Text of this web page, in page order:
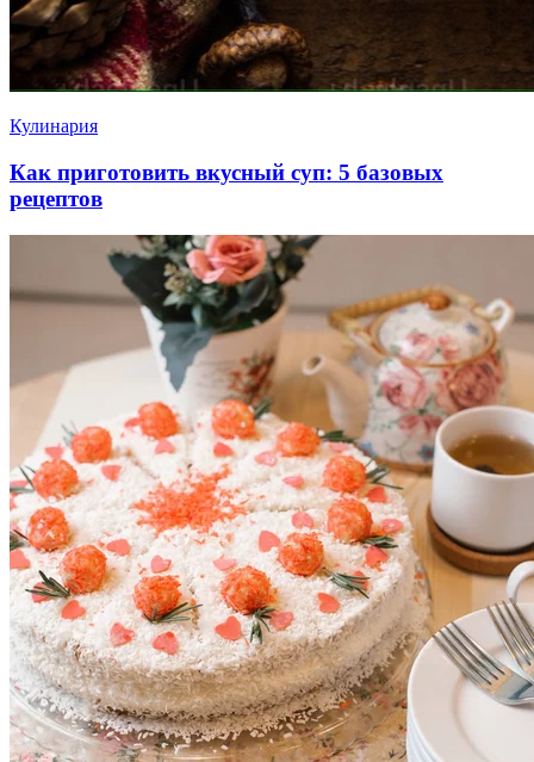
Кулинария
Как приготовить вкусный суп: 5 базовых
рецептов